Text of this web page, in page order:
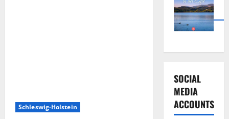
Schleswig-Holstein
SOCIAL
MEDIA
ACCOUNTS